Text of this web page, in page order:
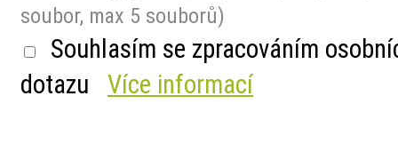
soubor, max 5 souborů)
Souhlasím se zpracováním
dotazu
Více informací